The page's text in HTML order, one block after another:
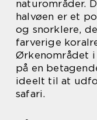
naturområder.
halvøen er et
og snorklere,
farverige
Ørkenområdet
på en
ideelt til at
safari.